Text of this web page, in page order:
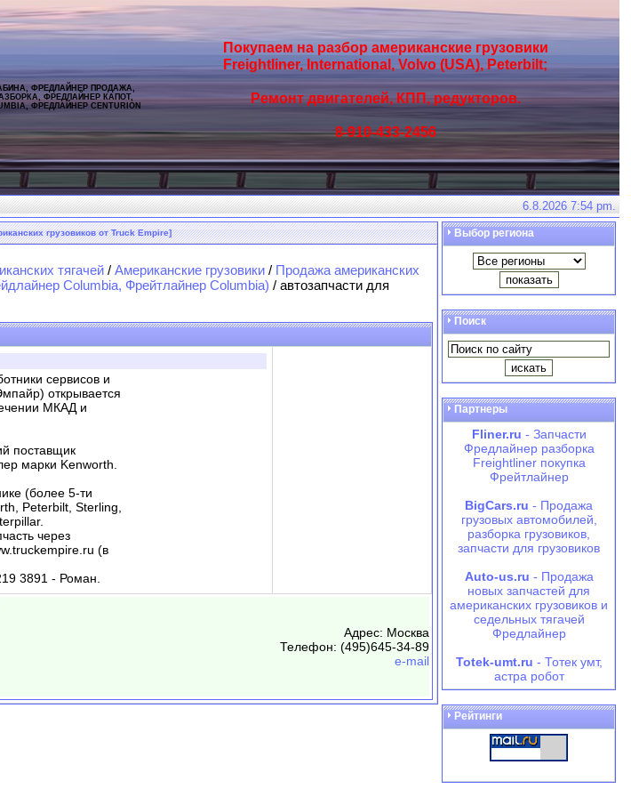
ФРЕДЛАЙНЕР ПРОДАЖА,
ФРЕДЛАЙНЕР КАПОТ,
ФРЕДЛАЙНЕР CENTURION
Покупаем на разбор американские грузовики
Freightliner, International, Volvo (USA), Peterbilt;
Ремонт двигателей, КПП, редукторов.
8-910-433-2456
6.8.2026 7:54 pm.
грузовиков от Truck Empire]
тягачей / Американские грузовики / Продажа американских
Columbia, Фрейтлайнер Columbia) / автозапчасти для
сервисов и
открывается
МКАД и
поставщик
марки Kenworth.
(более 5-ти
Peterbilt, Sterling,
через
(в
3891 - Роман.
Адрес: Москва
Телефон: (495)645-34-89
e-mail
Выбор региона
Поиск
Партнеры
Fliner.ru - Запчасти
Фредлайнер разборка
Freightliner покупка
Фрейтлайнер
BigCars.ru - Продажа
грузовых автомобилей,
разборка грузовиков,
запчасти для грузовиков
Auto-us.ru - Продажа
новых запчастей для
американских грузовиков и
седельных тягачей
Фредлайнер
Totek-umt.ru - Тотек умт,
астра робот
Рейтинги